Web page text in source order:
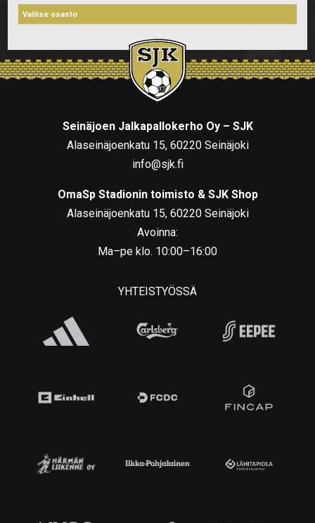
Seinäjoen Jalkapallokerho Oy – SJK
Alaseinäjoenkatu 15, 60220 Seinäjoki
info@sjk.fi
OmaSp Stadionin toimisto & SJK Shop
Alaseinäjoenkatu 15, 60220 Seinäjoki
Avoinna:
Ma–pe klo. 10:00–16:00
YHTEISTYÖSSÄ